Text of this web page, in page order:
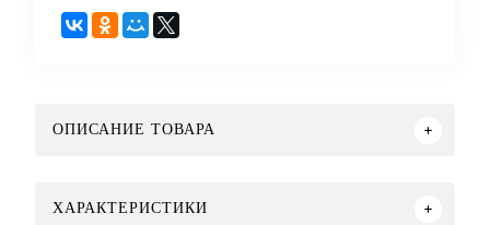
ОПИСАНИЕ ТОВАРА
ХАРАКТЕРИСТИКИ